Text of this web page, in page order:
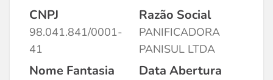
CNPJ
98.041.841/0001-
41
Razão Social
PANIFICADORA
PANISUL LTDA
Nome Fantasia Data Abertura